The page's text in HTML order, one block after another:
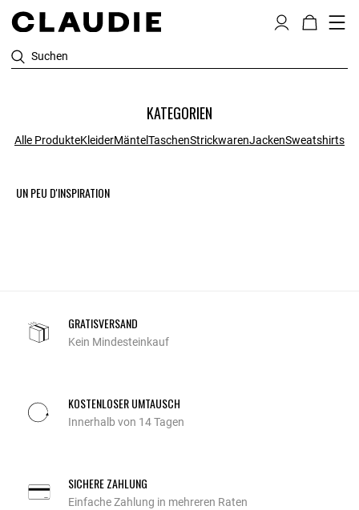
Suchen
KATEGORIEN
Alle ProdukteKleiderMäntelTaschenStrickwarenJackenSweatshirts
UN PEU D'INSPIRATION
GRATISVERSAND
Kein Mindesteinkauf
KOSTENLOSER UMTAUSCH
Innerhalb von 14 Tagen
SICHERE ZAHLUNG
Einfache Zahlung in mehreren Raten